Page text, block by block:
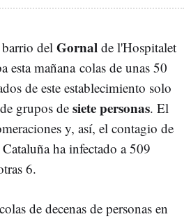
del Gornal de l'Hospitalet
esta mañana colas de unas 50
de este establecimiento solo
grupos de siete personas. El
y, así, el contagio de
ha infectado a 509
6.
de decenas de personas en